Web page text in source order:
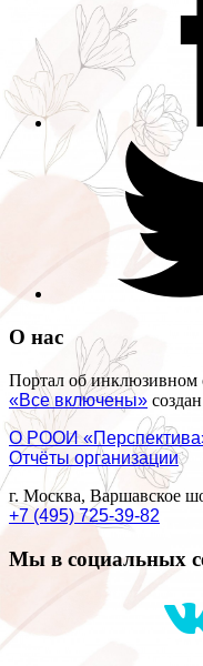
О нас
Портал об инклюзивном
«Все включены» создан
О РООИ
Отчёты организации
г. Москва, Варшавское
+7 (495) 725-39-82
Мы в социальных